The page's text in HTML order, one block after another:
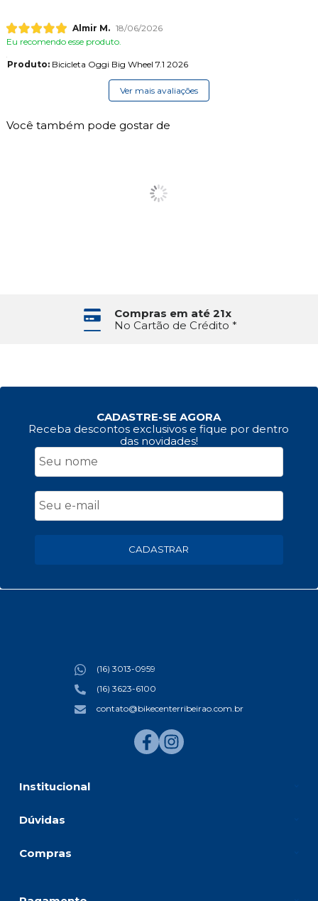
Almir M. 18/06/2026
Eu recomendo esse produto.
Produto:Bicicleta Oggi Big Wheel 7.1 2026
Ver mais avaliações
Você também pode gostar de
Compras em até 21x
No Cartão de Crédito *
CADASTRE-SE AGORA
Receba descontos exclusivos e fique por dentro
das novidades!
CADASTRAR
Institucional
Dúvidas
Compras
(16) 3013-0959
(16) 3623-6100
contato@bikecenterribeirao.com.br